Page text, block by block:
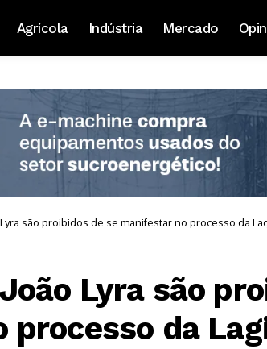
Agrícola Indústria Mercado
são proibidos de se manifestar no processo da
Lyra são
processo da